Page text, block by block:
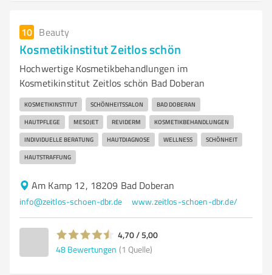
10 Beauty
Kosmetikinstitut Zeitlos schön
Hochwertige Kosmetikbehandlungen im
Kosmetikinstitut Zeitlos schön Bad Doberan
KOSMETIKINSTITUT SCHÖNHEITSSALON BAD DOBERAN
HAUTPFLEGE MESOJET REVIDERM KOSMETIKBEHANDLUNGEN
INDIVIDUELLE BERATUNG HAUTDIAGNOSE WELLNESS SCHÖNHEIT
HAUTSTRAFFUNG
Am Kamp 12, 18209 Bad Doberan
info@zeitlos-schoen-dbr.de www.zeitlos-schoen-dbr.de/
4,70 / 5,00
48 Bewertungen (1 Quelle)